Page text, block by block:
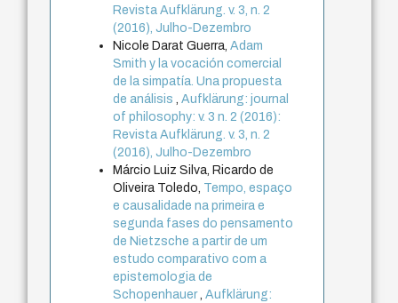
Revista Aufklärung. v. 3, n. 2
(2016), Julho-Dezembro
Nicole Darat Guerra,Adam
Smith y la vocación comercial
de la simpatía. Una propuesta
de análisis,Aufklärung: journal
of philosophy: v. 3 n. 2 (2016):
Revista Aufklärung. v. 3, n. 2
(2016), Julho-Dezembro
Márcio Luiz Silva, Ricardo de
Oliveira Toledo, Tempo, espaço
e causalidade na primeira e
segunda fases do pensamento
de Nietzsche a partir de um
estudo comparativo com a
epistemologia de
Schopenhauer,Aufklärung: